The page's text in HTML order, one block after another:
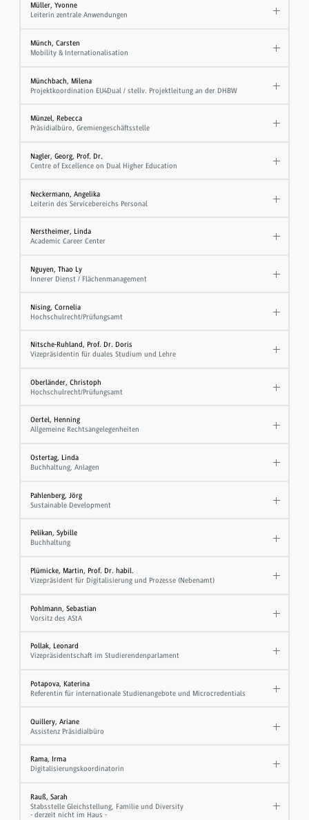
Müller, Yvonne
Leiterin zentrale Anwendungen
Münch, Carsten
Mobility & Internationalisation
Münchbach, Milena
Projektkoordination EU4Dual / stellv. Projektleitung an der DHBW
Münzel, Rebecca
Präsidialbüro, Gremiengeschäftsstelle
Nagler, Georg, Prof. Dr.
Centre of Excellence on Dual Higher Education
Neckermann, Angelika
Leiterin des Servicebereichs Personal
Nerstheimer, Linda
Academic Career Center
Nguyen, Thao Ly
Innerer Dienst / Flächenmanagement
Nising, Cornelia
Hochschulrecht/Prüfungsamt
Nitsche-Ruhland, Prof. Dr. Doris
Vizepräsidentin für duales Studium und Lehre
Oberländer, Christoph
Hochschulrecht/Prüfungsamt
Oertel, Henning
Allgemeine Rechtsangelegenheiten
Ostertag, Linda
Buchhaltung, Anlagen
Pahlenberg, Jörg
Sustainable Development
Pelikan, Sybille
Buchhaltung
Plümicke, Martin, Prof. Dr. habil.
Vizepräsident für Digitalisierung und Prozesse (Nebenamt)
Pohlmann, Sebastian
Vorsitz des AStA
Pollak, Leonard
Vizepräsidentschaft im Studierendenparlament
Potapova, Katerina
Referentin für internationale Studienangebote und Microcredentials
Quillery, Ariane
Assistenz Präsidialbüro
Rama, Irma
Digitalisierungskoordinatorin
Rauß, Sarah
Stabsstelle Gleichstellung, Familie und Diversity
- derzeit nicht im Haus -